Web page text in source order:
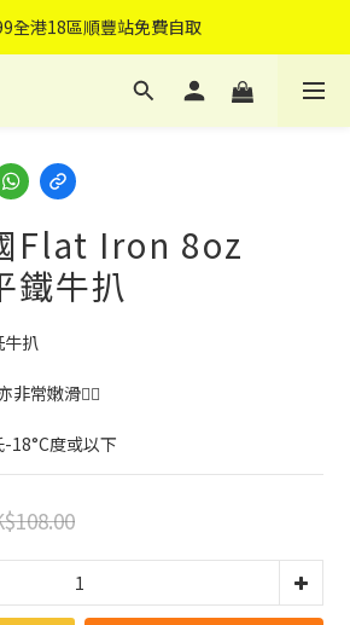
全港18區順豐站免費自取
全港18區順豐站免費自取
滿$499免費送貨上門
全港18區順豐站免費自取
Flat Iron 8oz
鐵牛扒
牛扒
常嫩滑👍🏽
18°C度或以下